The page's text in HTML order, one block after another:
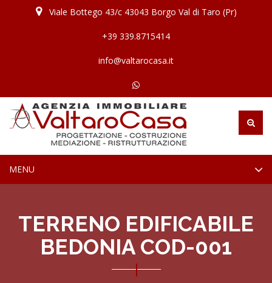
Viale Bottego 43/c 43043 Borgo Val di Taro (Pr)
+39 339.8715414
info@valtarocasa.it
TOGGLE
MENU
TERRENO EDIFICABILE
BEDONIA COD-001